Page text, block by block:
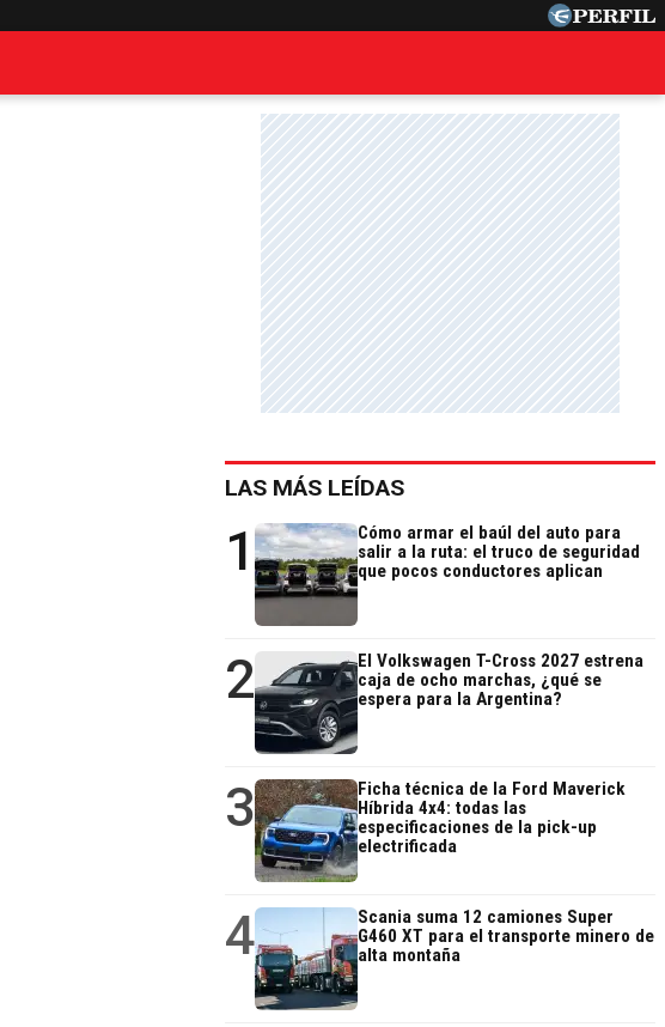
LAS MÁS LEÍDAS
1
Cómo armar el baúl del auto para
salir a la ruta: el truco de seguridad
que pocos conductores aplican
2
El Volkswagen T-Cross 2027 estrena
caja de ocho marchas, ¿qué se
espera para la Argentina?
3
Ficha técnica de la Ford Maverick
Híbrida 4x4: todas las
especificaciones de la pick-up
electrificada
4
Scania suma 12 camiones Super
G460 XT para el transporte minero de
alta montaña